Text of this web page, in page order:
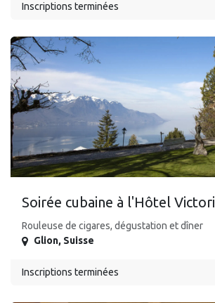
Inscriptions terminées
Soirée cubaine à l'Hôtel
Rouleuse de cigares, dégustation et dîner
Glion, Suisse
Inscriptions terminées